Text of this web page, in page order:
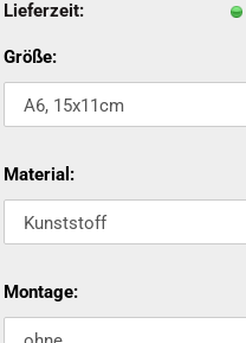
Lieferzeit:
Größe:
Material:
Montage: